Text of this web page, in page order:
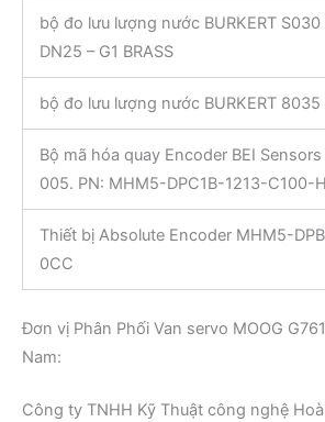
bộ đo lưu lượng nước BURKERT
DN25 – G1 BRASS
bộ đo lưu lượng nước BURKERT 8035
Bộ mã hóa quay Encoder BEI
005. PN: MHM5-DPC1B-1213-C100-
Thiết bị Absolute Encoder MHM5-
0CC
Đơn vị Phân Phối Van servo MOOG
Nam:
Công ty TNHH Kỹ Thuật công nghệ